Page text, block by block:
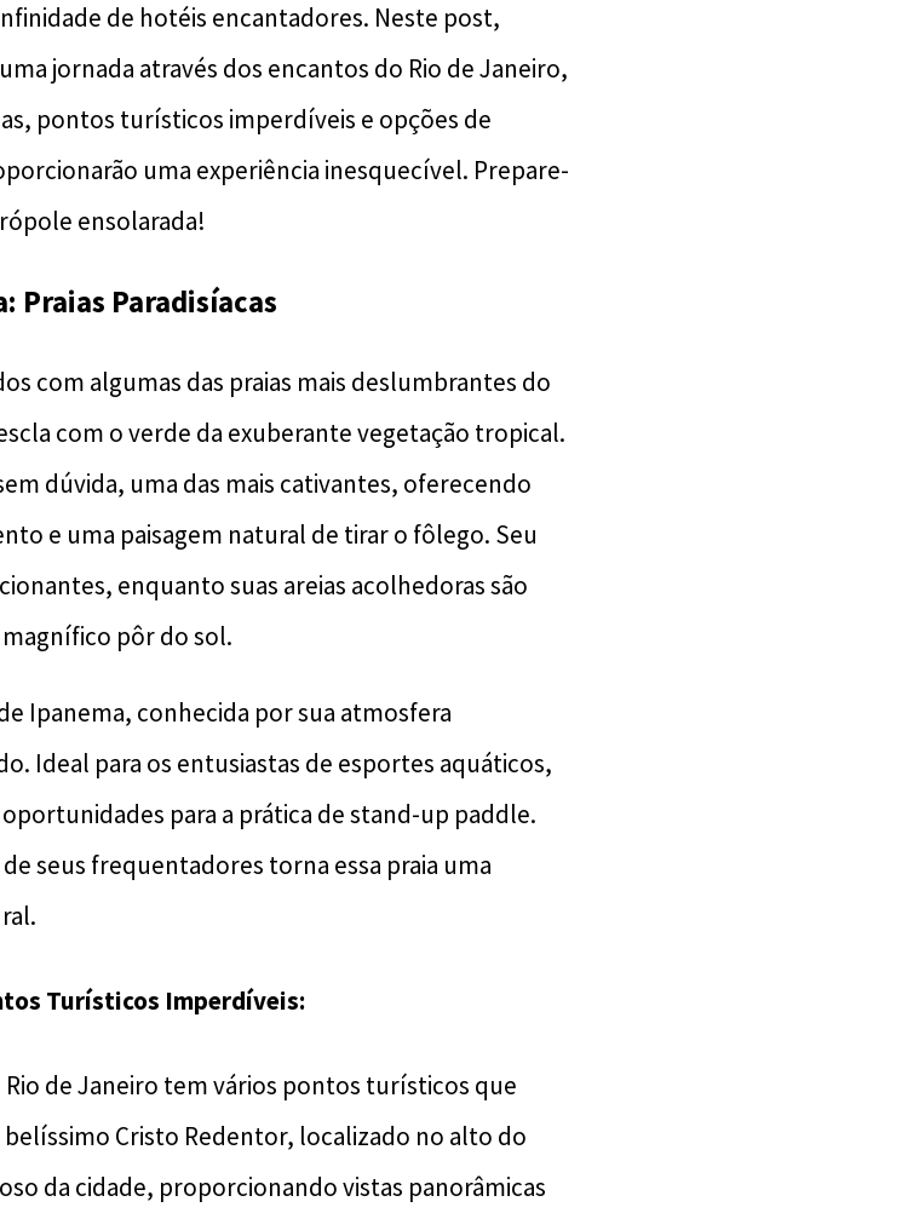
de hotéis encantadores. Neste post,
jornada através dos encantos do Rio de Janeiro,
pontos turísticos imperdíveis e opções de
uma experiência inesquecível. Prepare-
ensolarada!
Praias Paradisíacas
com algumas das praias mais deslumbrantes do
com o verde da exuberante vegetação tropical.
dúvida, uma das mais cativantes, oferecendo
e uma paisagem natural de tirar o fôlego. Seu
enquanto suas areias acolhedoras são
pôr do sol.
Ipanema, conhecida por sua atmosfera
Ideal para os entusiastas de esportes aquáticos,
para a prática de stand-up paddle.
seus frequentadores torna essa praia uma
Turísticos Imperdíveis:
de Janeiro tem vários pontos turísticos que
Cristo Redentor, localizado no alto do
da cidade, proporcionando vistas panorâmicas